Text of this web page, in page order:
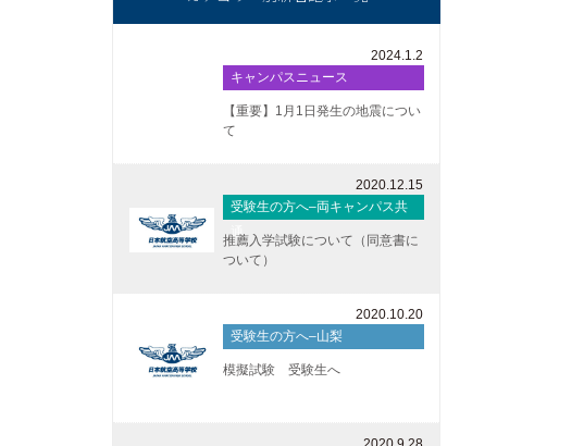
2024.1.2
キャンパスニュース
【重要】1月1日発生の地震につい
て
2020.12.15
受験生の方へ–両キャンパス共
通
推薦入学試験について（同意書に
ついて）
2020.10.20
受験生の方へ–山梨
模擬試験 受験生へ